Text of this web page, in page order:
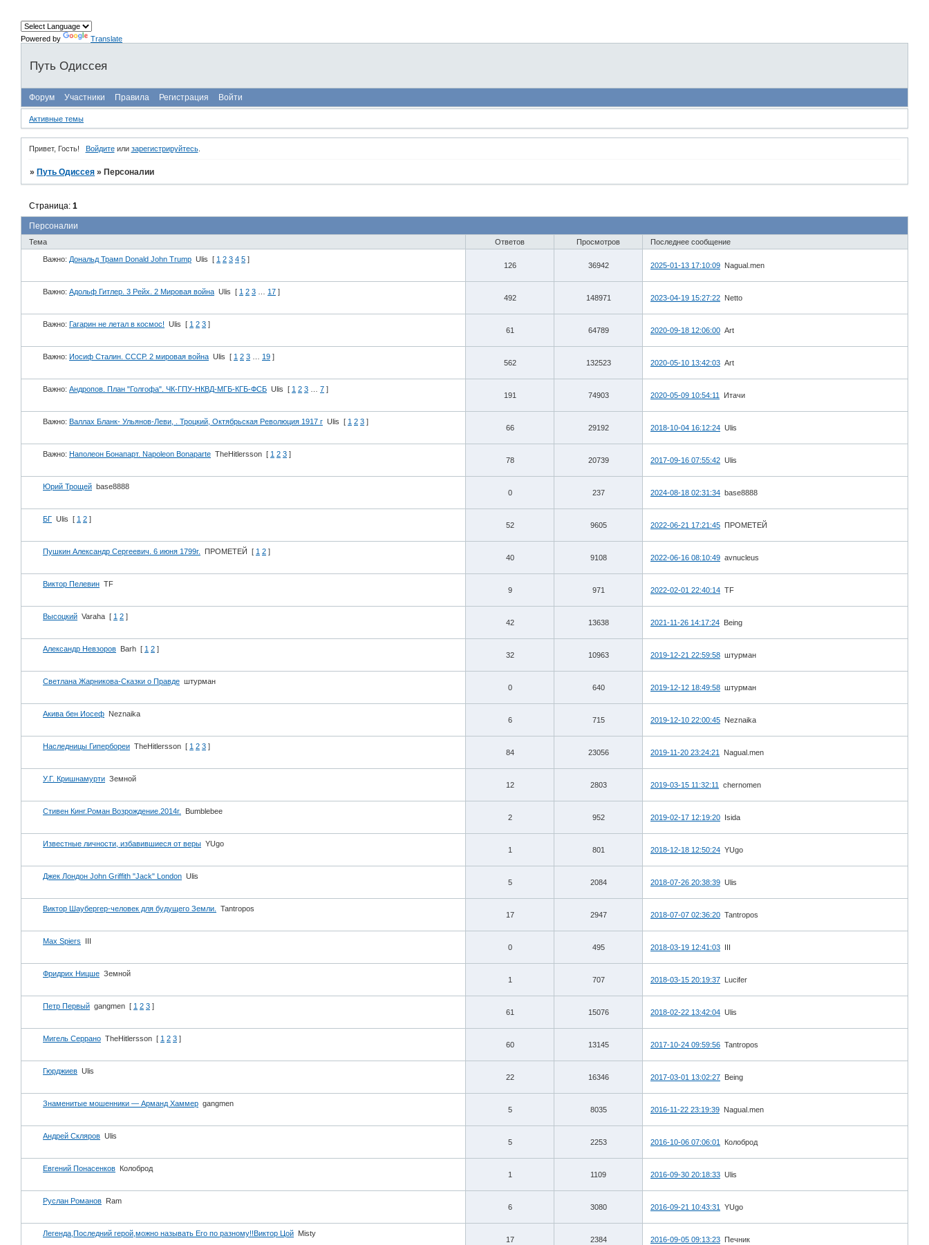
Powered by Translate
Путь Одиссея
Форум Участники Правила Регистрация Войти
Активные темы
Привет, Гость! Войдитеили зарегистрируйтесь.
» Путь Одиссея » Персоналии
Персоналии
Страница:1
Тема Ответов Просмотров Последнее сообщение
Важно: Дональд Трамп Donald John Trump Ulis [ 1 2 3 4 5 ]
126 36942 2025-01-13 17:10:09 Nagual.men
Важно: Адольф Гитлер. 3 Рейх. 2 Мировая война Ulis [ 1 2 3 17 ]
492 148971 2023-04-19 15:27:22 Netto
Важно: Гагарин не летал в космос! Ulis [ 1 2 3 ]
61 64789 2020-09-18 12:06:00 Art
Важно: Иосиф Сталин. СССР. 2 мировая война Ulis [ 1 2 3 19 ]
562 132523 2020-05-10 13:42:03 Art
Важно: Андропов. План "Голгофа". ЧК-ГПУ-НКВД-МГБ-КГБ-ФСБ Ulis [ 1 2 3 7 ]
191 74903 2020-05-09 10:54:11 Итачи
Важно: Валлах Бланк- Ульянов-Леви, . Троцкий, Октябрьская Революция 1917 г Ulis [ 1 2 3 ]
66 29192 2018-10-04 16:12:24 Ulis
Важно: Наполеон Бонапарт. Napoleon Bonaparte TheHitlersson [ 1 2 3 ]
78 20739 2017-09-16 07:55:42 Ulis
Юрий Трощей base8888
0 237 2024-08-18 02:31:34 base8888
БГ Ulis [ 1 2 ]
52 9605 2022-06-21 17:21:45 ПРОМЕТЕЙ
Пушкин Александр Сергеевич. 6 июня 1799г. ПРОМЕТЕЙ [ 1 2 ]
40 9108 2022-06-16 08:10:49 avnucleus
Виктор Пелевин TF
9 971 2022-02-01 22:40:14 TF
Высоцкий Varaha [ 1 2 ]
42 13638 2021-11-26 14:17:24 Being
Александр Невзоров Barh [ 1 2 ]
32 10963 2019-12-21 22:59:58 штурман
Светлана Жарникова-Сказки о Правде штурман
0 640 2019-12-12 18:49:58 штурман
Акива бен Иосеф Neznaika
6 715 2019-12-10 22:00:45 Neznaika
Наследницы Гипербореи TheHitlersson [ 1 2 3 ]
84 23056 2019-11-20 23:24:21 Nagual.men
У.Г. Кришнамурти Земной
12 2803 2019-03-15 11:32:11 chernomen
Стивен Кинг.Роман Возрождение.2014г. Bumblebee
2 952 2019-02-17 12:19:20 Isida
Известные личности, избавившиеся от веры YUgo
1 801 2018-12-18 12:50:24 YUgo
Джек Лондон John Griffith "Jack" London Ulis
5 2084 2018-07-26 20:38:39 Ulis
Виктор Шаубергер-человек для будущего Земли. Tantropos
17 2947 2018-07-07 02:36:20 Tantropos
Max Spiers III
0 495 2018-03-19 12:41:03 III
Фридрих Ницше Земной
1 707 2018-03-15 20:19:37 Lucifer
Петр Первый gangmen [ 1 2 3 ]
61 15076 2018-02-22 13:42:04 Ulis
Мигель Серрано TheHitlersson [ 1 2 3 ]
60 13145 2017-10-24 09:59:56 Tantropos
Гюрджиев Ulis
22 16346 2017-03-01 13:02:27 Being
Знаменитые мошенники — Арманд Хаммер gangmen
5 8035 2016-11-22 23:19:39 Nagual.men
Андрей Скляров Ulis
5 2253 2016-10-06 07:06:01 Колоброд
Евгений Понасенков Колоброд
1 1109 2016-09-30 20:18:33 Ulis
Руслан Романов Ram
6 3080 2016-09-21 10:43:31 YUgo
Легенда,Последний герой,можно называть Его по разному!!Виктор Цой Misty
17 2384 2016-09-05 09:13:23 Печник